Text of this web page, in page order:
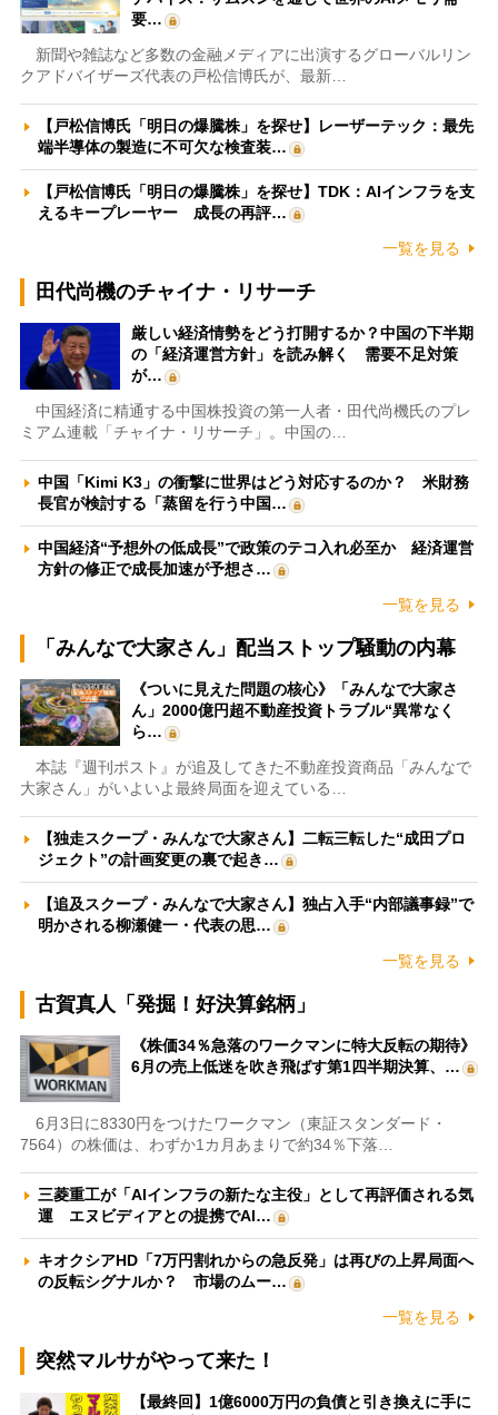
要…
新聞や雑誌など多数の金融メディアに出演するグローバルリン
クアドバイザーズ代表の戸松信博氏が、最新…
【戸松信博氏「明日の爆騰株」を探せ】レーザーテック：最先
端半導体の製造に不可欠な検査装…
【戸松信博氏「明日の爆騰株」を探せ】TDK：AIインフラを支
えるキープレーヤー 成長の再評…
一覧を見る
田代尚機のチャイナ・リサーチ
厳しい経済情勢をどう打開するか？中国の下半期
の「経済運営方針」を読み解く 需要不足対策
が…
中国経済に精通する中国株投資の第一人者・田代尚機氏のプレ
ミアム連載「チャイナ・リサーチ」。中国の…
中国「Kimi K3」の衝撃に世界はどう対応するのか？ 米財務
長官が検討する「蒸留を行う中国…
中国経済“予想外の低成長”で政策のテコ入れ必至か 経済運営
方針の修正で成長加速が予想さ…
一覧を見る
「みんなで大家さん」配当ストップ騒動の内幕
《ついに見えた問題の核心》「みんなで大家さ
ん」2000億円超不動産投資トラブル“異常なく
ら…
本誌『週刊ポスト』が追及してきた不動産投資商品「みんなで
大家さん」がいよいよ最終局面を迎えている…
【独走スクープ・みんなで大家さん】二転三転した“成田プロ
ジェクト”の計画変更の裏で起き…
【追及スクープ・みんなで大家さん】独占入手“内部議事録”で
明かされる柳瀬健一・代表の思…
一覧を見る
古賀真人「発掘！好決算銘柄」
《株価34％急落のワークマンに特大反転の期待》
6月の売上低迷を吹き飛ばす第1四半期決算、…
6月3日に8330円をつけたワークマン（東証スタンダード・
7564）の株価は、わずか1カ月あまりで約34％下落…
三菱重工が「AIインフラの新たな主役」として再評価される気
運 エヌビディアとの提携でAI…
キオクシアHD「7万円割れからの急反発」は再びの上昇局面へ
の反転シグナルか？ 市場のムー…
一覧を見る
突然マルサがやって来た！
【最終回】1億6000万円の負債と引き換えに手に